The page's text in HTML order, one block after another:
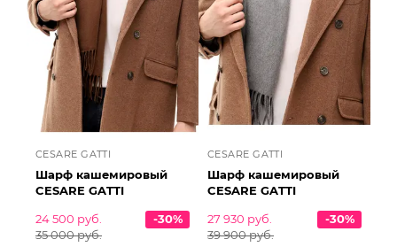
CESARE GATTI
Шарф кашемировый
CESARE GATTI
24 500 руб.
35 000 руб.
-30%
CESARE GATTI
Шарф кашемировый
CESARE GATTI
27 930 руб.
39 900 руб.
-30%